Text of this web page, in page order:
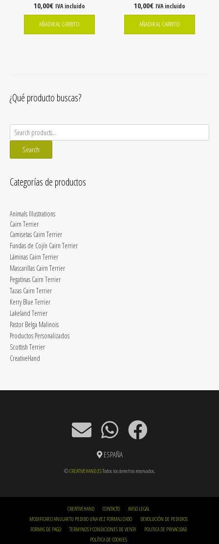
10,00€ IVA incluido
AÑADIR AL CARRITO
10,00€ IVA incluido
AÑADIR AL CARRITO
¿Qué producto buscas?
Search
for:
Search
Categorías de productos
Animals Illustrations
Cairn Terrier
Camisetas Cairn Terrier
Fundas de Cojín Cairn Terrier
Láminas Cairn Terrier
Mascarillas Cairn Terrier
Pegatinas Cairn Terrier
Tazas Cairn Terrier
Kerry Blue Terrier
Lakeland Terrier
Pastor Belga Malinois
Productos Personalizados
Scottish Terrier
CreativeHand
ESPAÑA
©CREATIVEHAND.ESTodos los derechos reservados.
CREATIVEHAND CONTACTO
AVISO LEGAL
MODIFICAR O ANULAR TU PEDIDO UNA VEZ FORMALIZADO
DEVOLUCIÓN DE PEDIDIOS
FORMAS DE PAGO
TERMINOS Y CONDICIONES DE VENTA
POLITICA DE PRIVACIDAD
POLÍTICA DE COOKIES